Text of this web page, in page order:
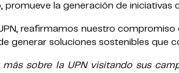
promueve la generación de
reafirmamos nuestro
generar soluciones sostenibles que
más sobre la UPN visitando sus